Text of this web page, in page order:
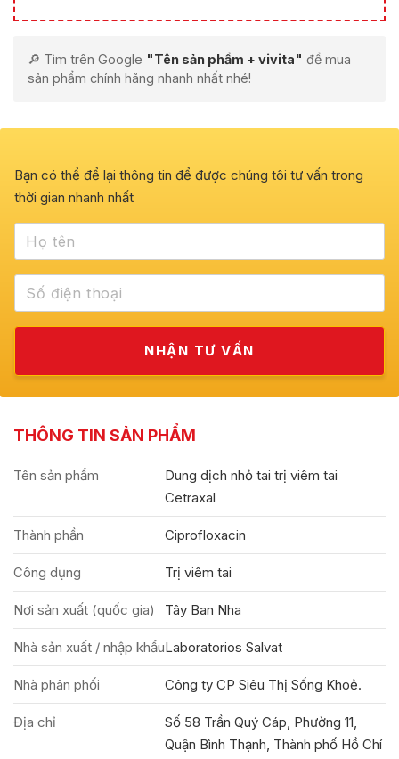
🔎 Tìm trên Google "Tên sản phẩm + vivita" để mua
sản phẩm chính hãng nhanh nhất nhé!
Bạn có thể để lại thông tin để được chúng tôi tư vấn trong
thời gian nhanh nhất
THÔNG TIN SẢN PHẨM
Tên sản phẩm
Dung dịch nhỏ tai trị viêm tai
Cetraxal
Thành phần Ciprofloxacin
Công dụng Trị viêm tai
Nơi sản xuất (quốc gia) Tây Ban Nha
Nhà sản xuất / nhập khẩuLaboratorios Salvat
Nhà phân phối Công ty CP Siêu Thị Sống Khoẻ.
Địa chỉ
Số 58 Trần Quý Cáp, Phường 11,
Quận Bình Thạnh, Thành phố Hồ Chí